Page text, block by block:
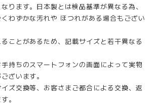
ります。日本製とは検品基準が異なる為、
わずかな汚れや ほつれがある場合もござい
ることがあるため、記載サイズと若干異なる
手持ちのスマートフォンの画面によって実物
ざいます。
イズ交換等、お客さまご都合による交換、返
。